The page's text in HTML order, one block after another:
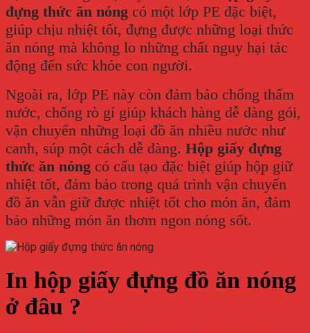
đựng thức ăn nóng có một lớp PE đặc biệt,
giúp chịu nhiệt tốt, đựng được những loại thức
ăn nóng mà không lo những chất nguy hại tác
động đến sức khỏe con người.
Ngoài ra, lớp PE này còn đảm bảo chống thấm
nước, chống rò gỉ giúp khách hàng dễ dàng gói,
vận chuyển những loại đồ ăn nhiều nước như
canh, súp một cách dễ dàng. Hộp giấy đựng
thức ăn nóng có cấu tạo đặc biệt giúp hộp giữ
nhiệt tốt, đảm bảo trong quá trình vận chuyển
đồ ăn vẫn giữ được nhiệt tốt cho món ăn, đảm
bảo những món ăn thơm ngon nóng sốt.
In hộp giấy đựng đồ ăn nóng
ở đâu ?